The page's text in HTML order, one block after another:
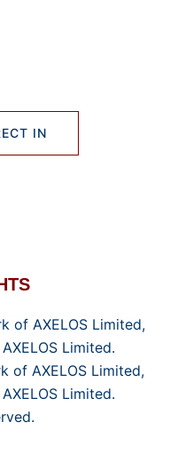
IN
of AXELOS Limited,
Limited.
of AXELOS Limited,
Limited.